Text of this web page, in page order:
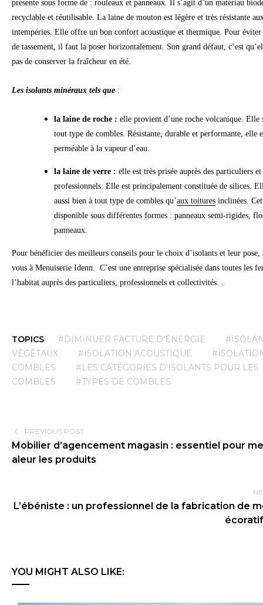
présente sous forme de : rouleaux et panneaux. Il s’agit d’un matériau
recyclable et réutilisable. La laine de mouton est légère et très résistante
intempéries. Elle offre un bon confort acoustique et thermique. Pour éviter
de tassement, il faut la poser horizontalement. Son grand défaut, c’est
pas de conserver la fraîcheur en été.
Les isolants minéraux tels que :
la laine de roche : elle provient d’une roche volcanique. Elle
tout type de combles. Résistante, durable et performante, elle
perméable à la vapeur d’eau.
la laine de verre : elle est très prisée auprès des particuliers et
professionnels. Elle est principalement constituée de silices.
aussi bien à tout type de combles qu’aux toitures inclinées.
disponible sous différentes formes : panneaux semi-rigides,
panneaux.
Pour bénéficier des meilleurs conseils pour le choix d’isolants et leur pose,
vous à Menuiserie Idenn. C’est une entreprise spécialisée dans toutes les
l’habitat auprès des particuliers, professionnels et collectivités. .
TOPICS #DIMINUER FACTURE D'ÉNERGIE
VÉGÉTAUX
#ISOLATION ACOUSTIQUE
COMBLES
#LES CATÉGORIES D'ISOLANTS POUR LES
COMBLES
#TYPES DE COMBLES
PREVIOUS POST
Mobilier d’agencement magasin : essentiel pour
aleur les produits
L’ébéniste : un professionnel de la fabrication de
YOU MIGHT ALSO LIKE: